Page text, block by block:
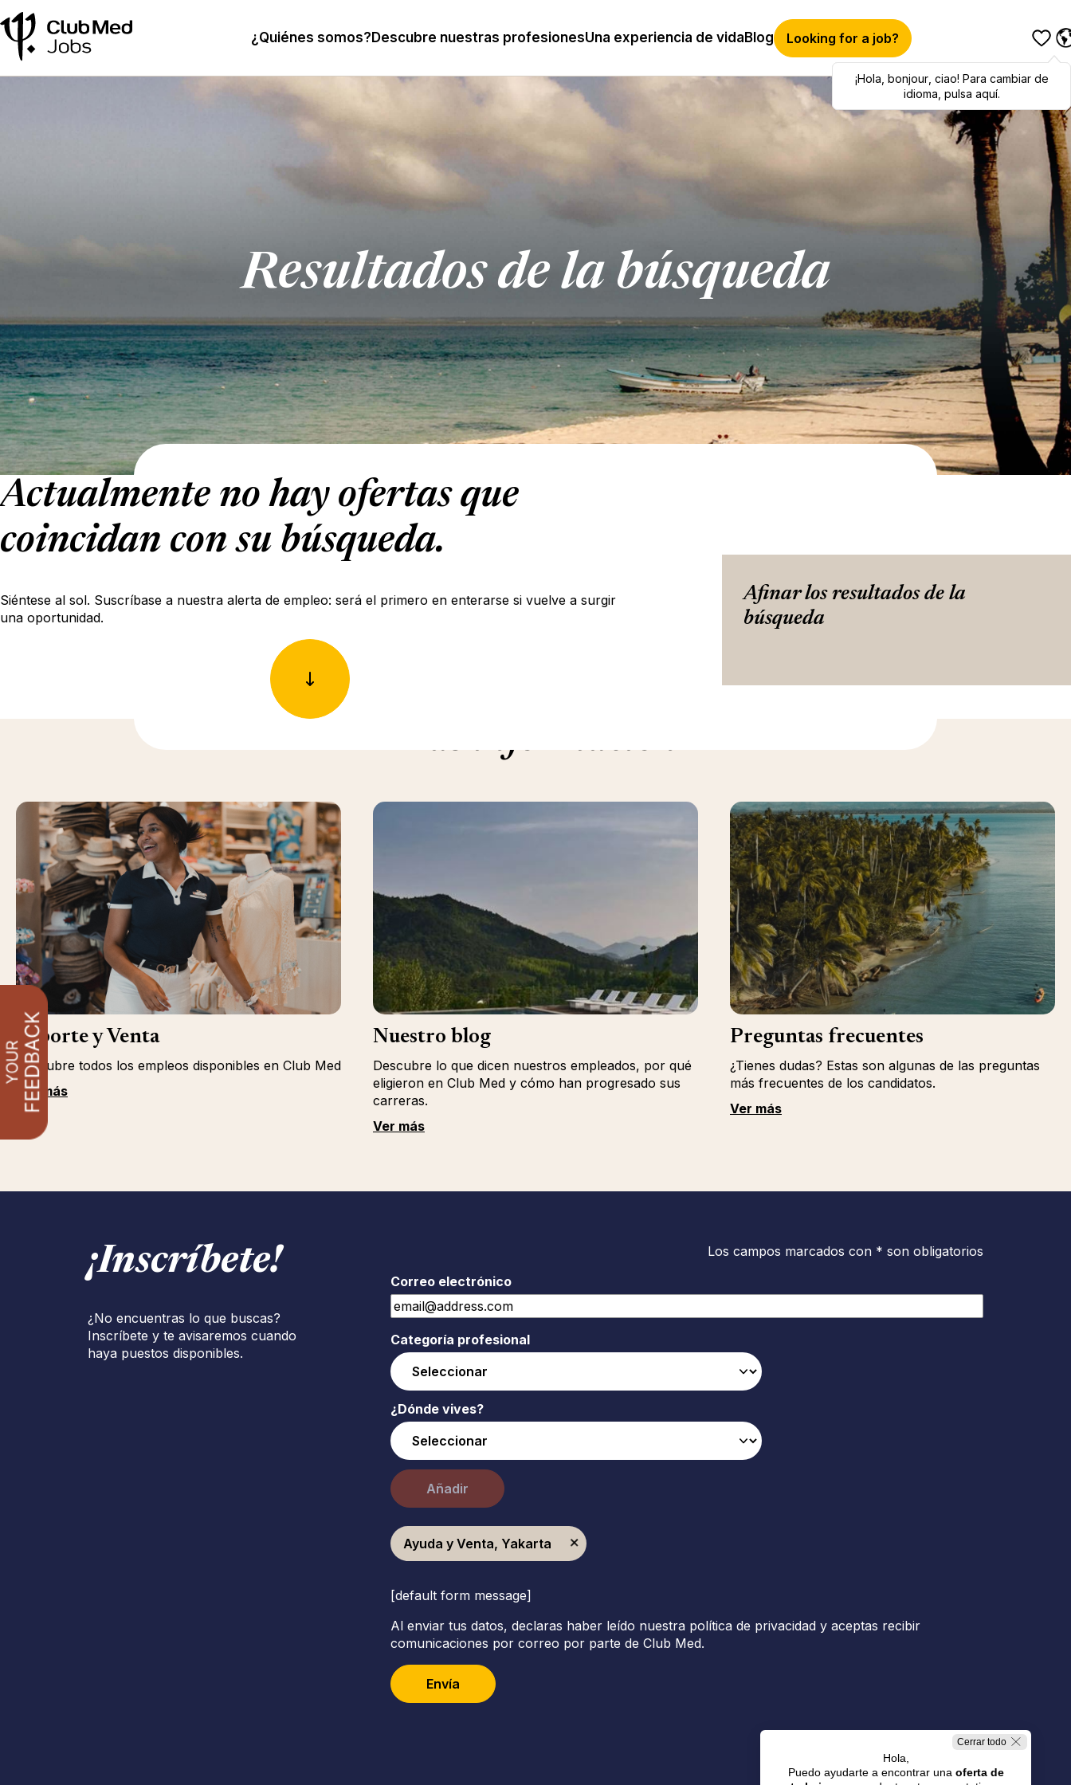
¿Quiénes somos? Descubre nuestras profesionesUna experiencia de vida Blog Looking for a job?
Hola,bonjour,ciao! To switch
languages, click here!
¡Hola bonjour, ciao! Para cambiar de
idioma, pulsa aquí.
Resultados de la búsqueda
Actualmente no hay ofertas que
coincidan con su búsqueda.
Siéntese al sol. Suscríbase a nuestra alerta de empleo: será el primero en enterarse si vuelve a surgir
una oportunidad.
Afinar los resultados de la
búsqueda
Más información
Soporte y Venta
Descubre todos los empleos disponibles en Club Med
Ver más
Nuestro blog
Descubre lo que dicen nuestros empleados, por qué
eligieron en Club Med y cómo han progresado sus
carreras.
Ver más
Preguntas frecuentes
¿Tienes dudas? Estas son algunas de las preguntas
más frecuentes de los candidatos.
Ver más
¡Inscríbete!
¿No encuentras lo que buscas?
Inscríbete y te avisaremos cuando
haya puestos disponibles.
Los campos marcados con * son obligatorios
Correo electrónico
Categoría profesional
¿Dónde vives?
Añadir
Ayuda y Venta, Yakarta
[default form message]
Al enviar tus datos, declaras haber leído nuestra política de privacidad y aceptas recibir
comunicaciones por correo por parte de Club Med.
Envía
Cerrar todo
Hola,
Puedo ayudarte a encontrar una oferta de